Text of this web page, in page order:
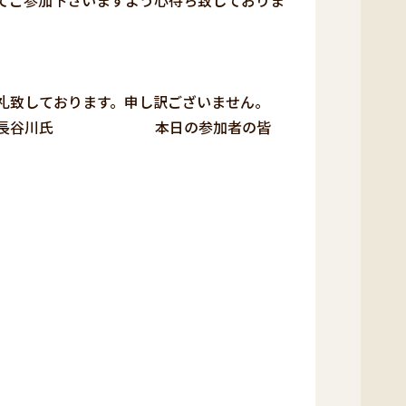
しております。申し訳ございません。
川氏 本日の参加者の皆